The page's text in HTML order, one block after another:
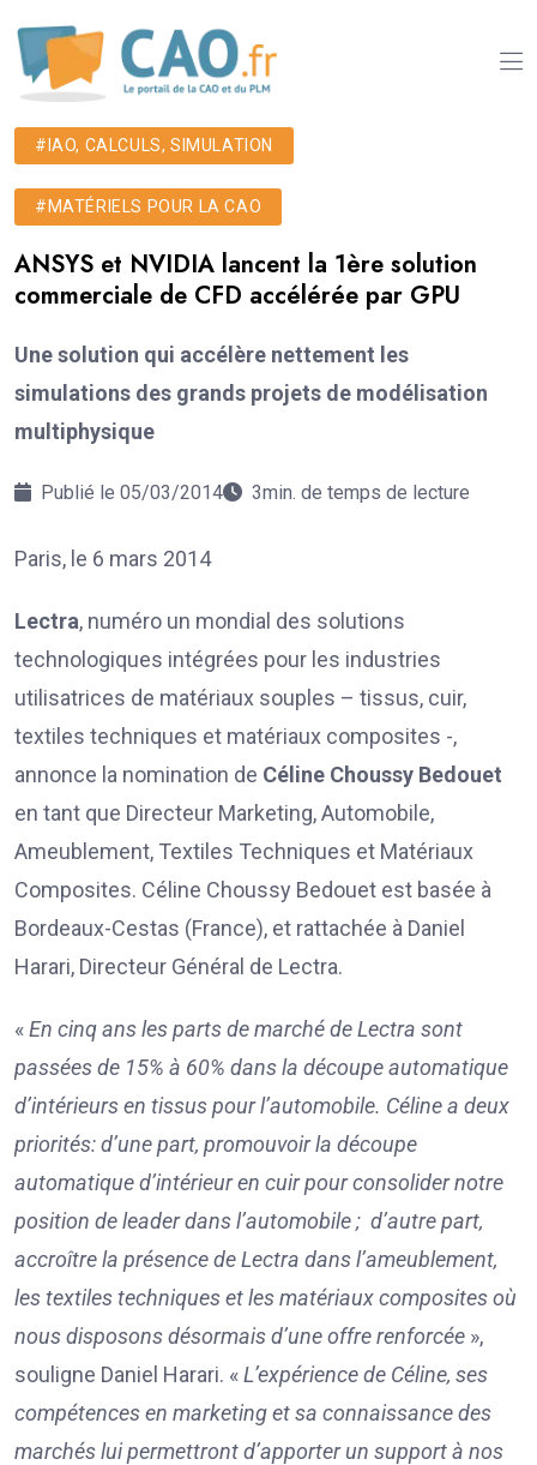
#IAO, CALCULS, SIMULATION
#MATÉRIELS POUR LA CAO
ANSYS et NVIDIA lancent la 1ère solution
commerciale de CFD accélérée par GPU
Une solution qui accélère nettement les
simulations des grands projets de modélisation
multiphysique
Publié le 05/03/2014 3min. de temps de lecture
Paris, le 6 mars 2014
Lectra, numéro un mondial des solutions
technologiques intégrées pour les industries
utilisatrices de matériaux souples – tissus, cuir,
textiles techniques et matériaux composites -,
annonce la nomination de Céline Choussy Bedouet
en tant que Directeur Marketing, Automobile,
Ameublement, Textiles Techniques et Matériaux
Composites. Céline Choussy Bedouet est basée à
Bordeaux-Cestas (France), et rattachée à Daniel
Harari, Directeur Général de Lectra.
«En cinq ans les parts de marché de Lectra sont
passées de 15% à 60% dans la découpe automatique
d’intérieurs en tissus pour l’automobile. Céline a deux
priorités: d’une part, promouvoir la découpe
automatique d’intérieur en cuir pour consolider notre
position de leader dans l’automobile ; d’autre part,
accroître la présence de Lectra dans l’ameublement,
les textiles techniques et les matériaux composites où
nous disposons désormais d’une offre renforcée »,
souligne Daniel Harari. «L’expérience de Céline, ses
compétences en marketing et sa connaissance des
marchés lui permettront d’apporter un support à nos